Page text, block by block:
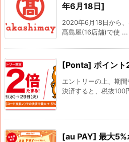
年6月18日]
2020年6月18日から、
髙島屋(16店舗)で使 ...
[Ponta] ポイント
エントリーの上、期
決済すると、税抜100
[au PAY] 最大5%